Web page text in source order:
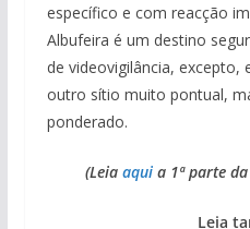
específico e com reacção
Albufeira é um destino
de videovigilância, excepto,
outro sítio muito pontual,
ponderado.
(Leia aquia 1ª parte
Leia